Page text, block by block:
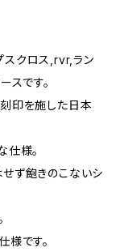
スクロス,rvr,ラン
スです。
印を施した日本
仕様。
ず飽きのこないシ
様です。